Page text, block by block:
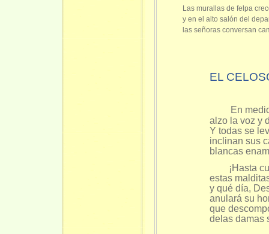
Las murallas de felpa
y en el alto salón del
las señoras conversan
EL
En
alzo la voz y
Y todas se
inclinan sus
blancas
¡Hasta
estas
y qué día,
anulará su
que
delas damas